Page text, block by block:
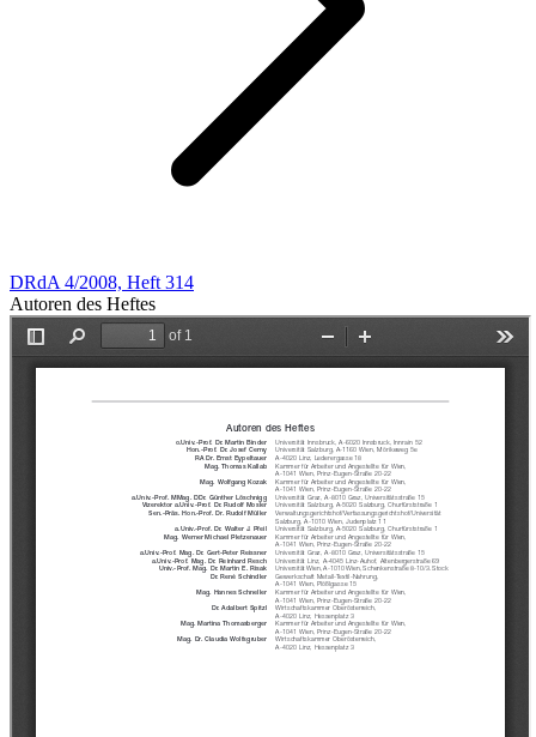
DRdA 4/2008, Heft 314
Autoren des Heftes